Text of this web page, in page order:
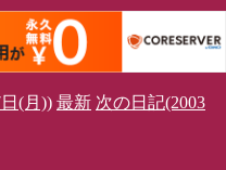
(月)) 最新 次の日記(2003